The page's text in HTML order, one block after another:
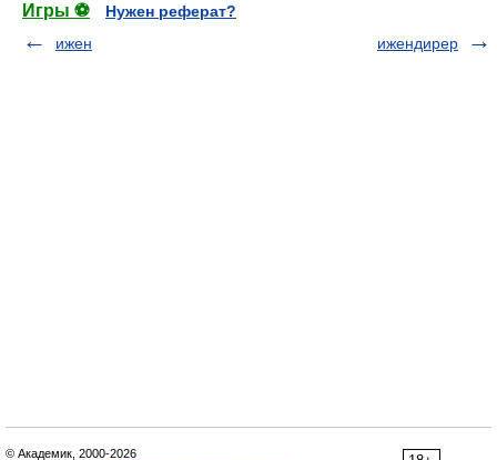
Игры ⚽
Нужен реферат?
ижен
ижендирер
© Академик, 2000-2026